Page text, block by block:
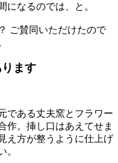
になるのでは、と。
ご賛同いただけたので
ます
である丈夫窯とフラワー
作。挿し口はあえてせま
え方が整うように仕上げ
。